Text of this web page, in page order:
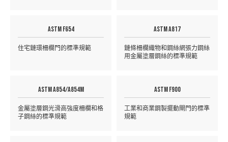
ASTM F654
住宅鏈環柵欄門的標準規範
ASTM A817
鏈條柵欄織物和鋼絲網張力鋼絲
用金屬塗層鋼絲的標準規範
ASTM A854/A854M
金屬塗層鋼光滑高強度柵欄和格
子鋼絲的標準規範
ASTM F900
工業和商業鋼製擺動閘門的標準
規範